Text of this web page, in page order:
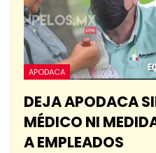
APODACA
DEJA APODACA
MÉDICO NI
A EMPLEADOS